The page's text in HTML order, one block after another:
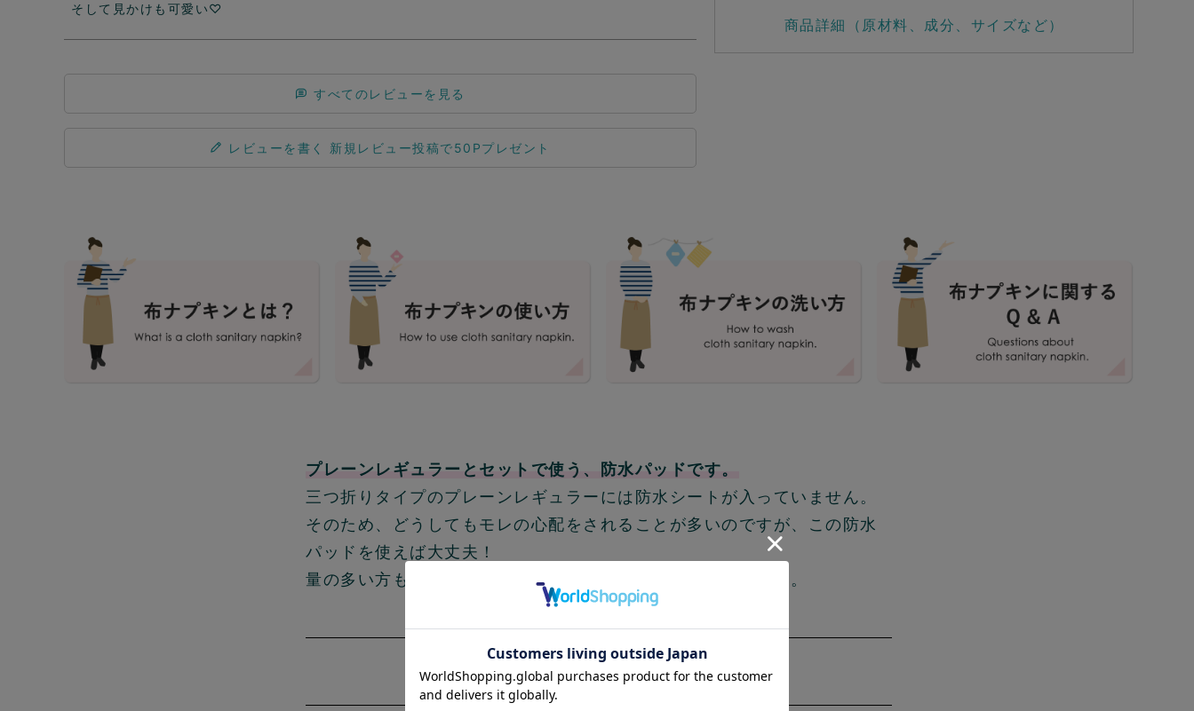
そして見かけも可愛い♡
すべてのレビューを見る
レビューを書く
商品詳細（原材料、成分、サイズなど）
プレーンレギュラーとセットで使う、防水パッドです。
三つ折りタイプのプレーンレギュラーには防水シートが入っていません。
そのため、どうしてもモレの心配をされることが多いのですが、この防水
パッドを使えば大丈夫！
量の多い方も、安心してプレーンレギュラーをお使いください。
サイズについて